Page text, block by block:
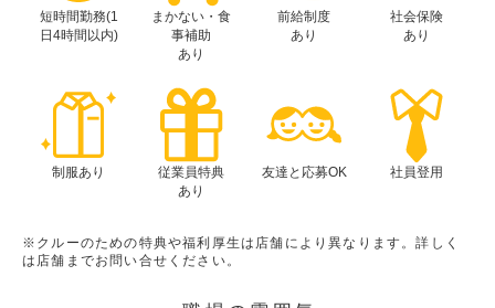
短時間勤務(1
日4時間以内)
まかない・食
事補助
あり
前給制度
あり
社会保険
あり
制服あり
従業員特典
あり
友達と応募OK 社員登用
※クルーのための特典や福利厚生は店舗により異なります。詳しく
は店舗までお問い合せください。